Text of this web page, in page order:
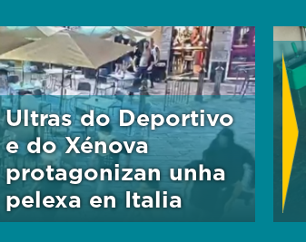
Ultras do Deportivo
e do Xénova
protagonizan unha
pelexa en Italia